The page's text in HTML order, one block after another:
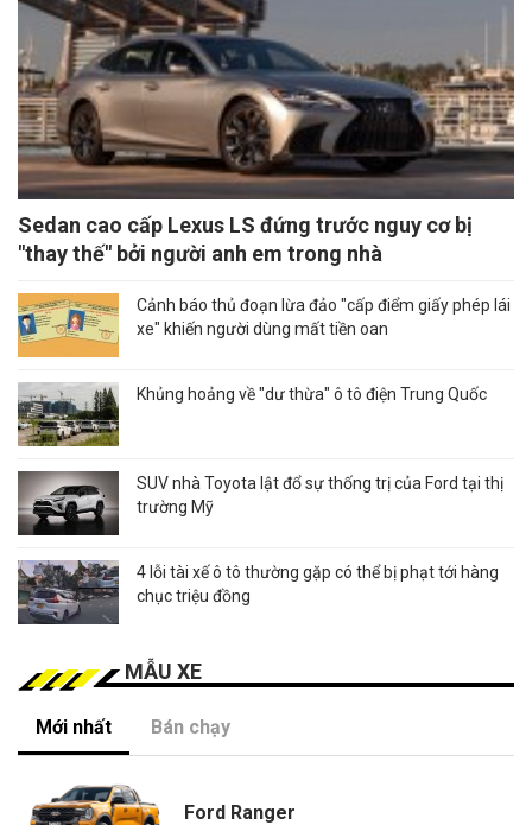
Sedan cao cấp Lexus LS đứng trước nguy cơ bị
"thay thế" bởi người anh em trong nhà
Cảnh báo thủ đoạn lừa đảo "cấp điểm giấy phép lái
xe" khiến người dùng mất tiền oan
Khủng hoảng về "dư thừa" ô tô điện Trung Quốc
SUV nhà Toyota lật đổ sự thống trị của Ford tại thị
trường Mỹ
4 lỗi tài xế ô tô thường gặp có thể bị phạt tới hàng
chục triệu đồng
MẪU XE
Mới nhất Bán chạy
Ford Ranger